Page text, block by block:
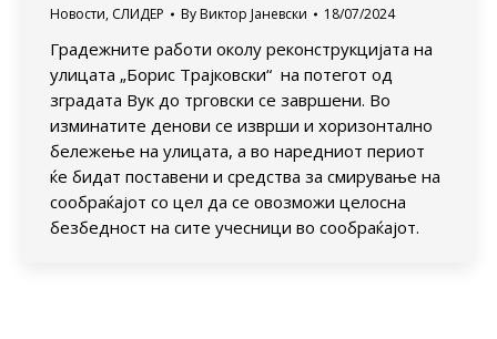
Новости, СЛИДЕР By Виктор Јаневски 18/07/2024
Градежните работи околу реконструкцијата на
улицата „Борис Трајковски“ на потегот од
зградата Вук до трговски се завршени. Во
изминатите денови се изврши и хоризонтално
бележење на улицата, а во наредниот периот
ќе бидат поставени и средства за смирување на
сообраќајот со цел да се овозможи целосна
безбедност на сите учесници во сообраќајот.